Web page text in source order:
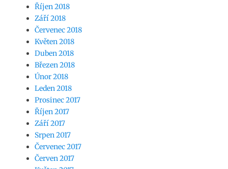
Říjen 2018
Září 2018
Červenec 2018
Květen 2018
Duben 2018
Březen 2018
Únor 2018
Leden 2018
Prosinec 2017
Říjen 2017
Září 2017
Srpen 2017
Červenec 2017
Červen 2017